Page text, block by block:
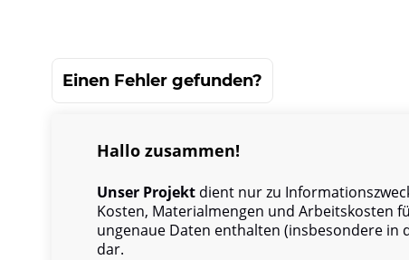
Einen Fehler gefunden?
Hallo zusammen!
Unser Projekt dient nur zu
Kosten, Materialmengen und Arbeitskosten
ungenaue Daten enthalten (insbesondere in
dar.